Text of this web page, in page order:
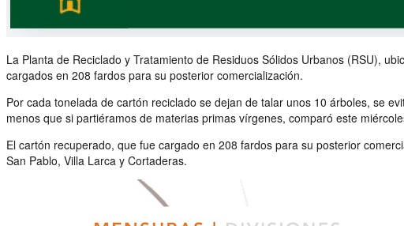
La Planta de Reciclado y Tratamiento de Residuos Sólidos Urbanos (RSU),
cargados en 208 fardos para su posterior comercialización.
Por cada tonelada de cartón reciclado se dejan de talar unos 10 árboles, se
menos que si partiéramos de materias primas vírgenes, comparó este
El cartón recuperado, que fue cargado en 208 fardos para su posterior
San Pablo, Villa Larca y Cortaderas.